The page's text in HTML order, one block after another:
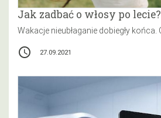
Jak zadbać o włosy po lecie?
access_time 27.09.2021